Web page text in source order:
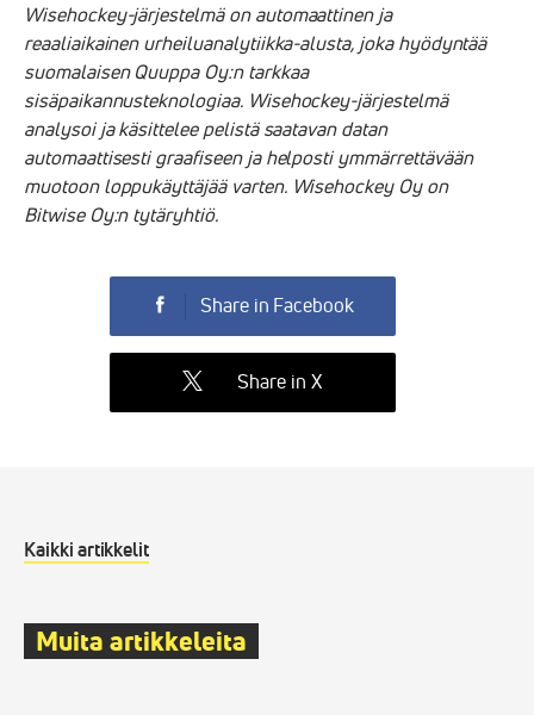
Wisehockey-järjestelmä on automaattinen ja
reaaliaikainen urheiluanalytiikka-alusta, joka hyödyntää
suomalaisen Quuppa Oy:n tarkkaa
sisäpaikannusteknologiaa. Wisehockey-järjestelmä
analysoi ja käsittelee pelistä saatavan datan
automaattisesti graafiseen ja helposti ymmärrettävään
muotoon loppukäyttäjää varten. Wisehockey Oy on
Bitwise Oy:n tytäryhtiö.
Share in Facebook
Share in X
Kaikki artikkelit
Muita artikkeleita